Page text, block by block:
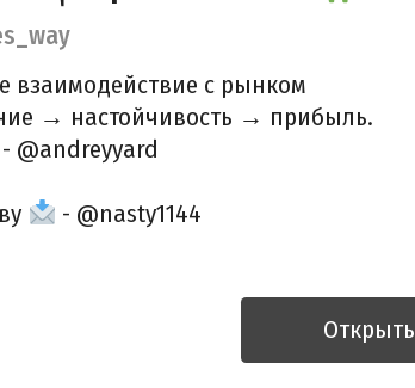
взаимодействие с рынком
→ настойчивость → прибыль.
- @andreyyard
- @nasty1144
Открыть